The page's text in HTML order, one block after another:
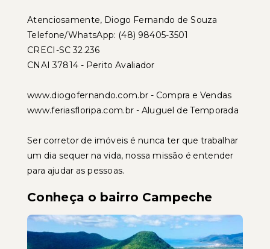
Atenciosamente, Diogo Fernando de Souza
Telefone/WhatsApp: (48) 98405-3501
CRECI-SC 32.236
CNAI 37814 - Perito Avaliador
www.diogofernando.com.br - Compra e Vendas
www.feriasfloripa.com.br - Aluguel de Temporada
Ser corretor de imóveis é nunca ter que trabalhar
um dia sequer na vida, nossa missão é entender
para ajudar as pessoas.
Conheça o bairro Campeche